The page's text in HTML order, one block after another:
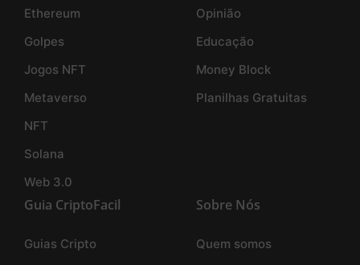
Ethereum
Golpes
Jogos NFT
Metaverso
NFT
Solana
Web 3.0
Opinião
Educação
Money Block
Planilhas Gratuitas
Guia CriptoFacil
Guias Cripto
Sobre Nós
Quem somos